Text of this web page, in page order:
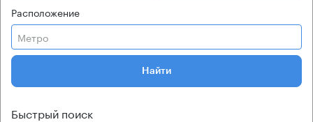
Расположение
Метро
Найти
Быстрый поиск